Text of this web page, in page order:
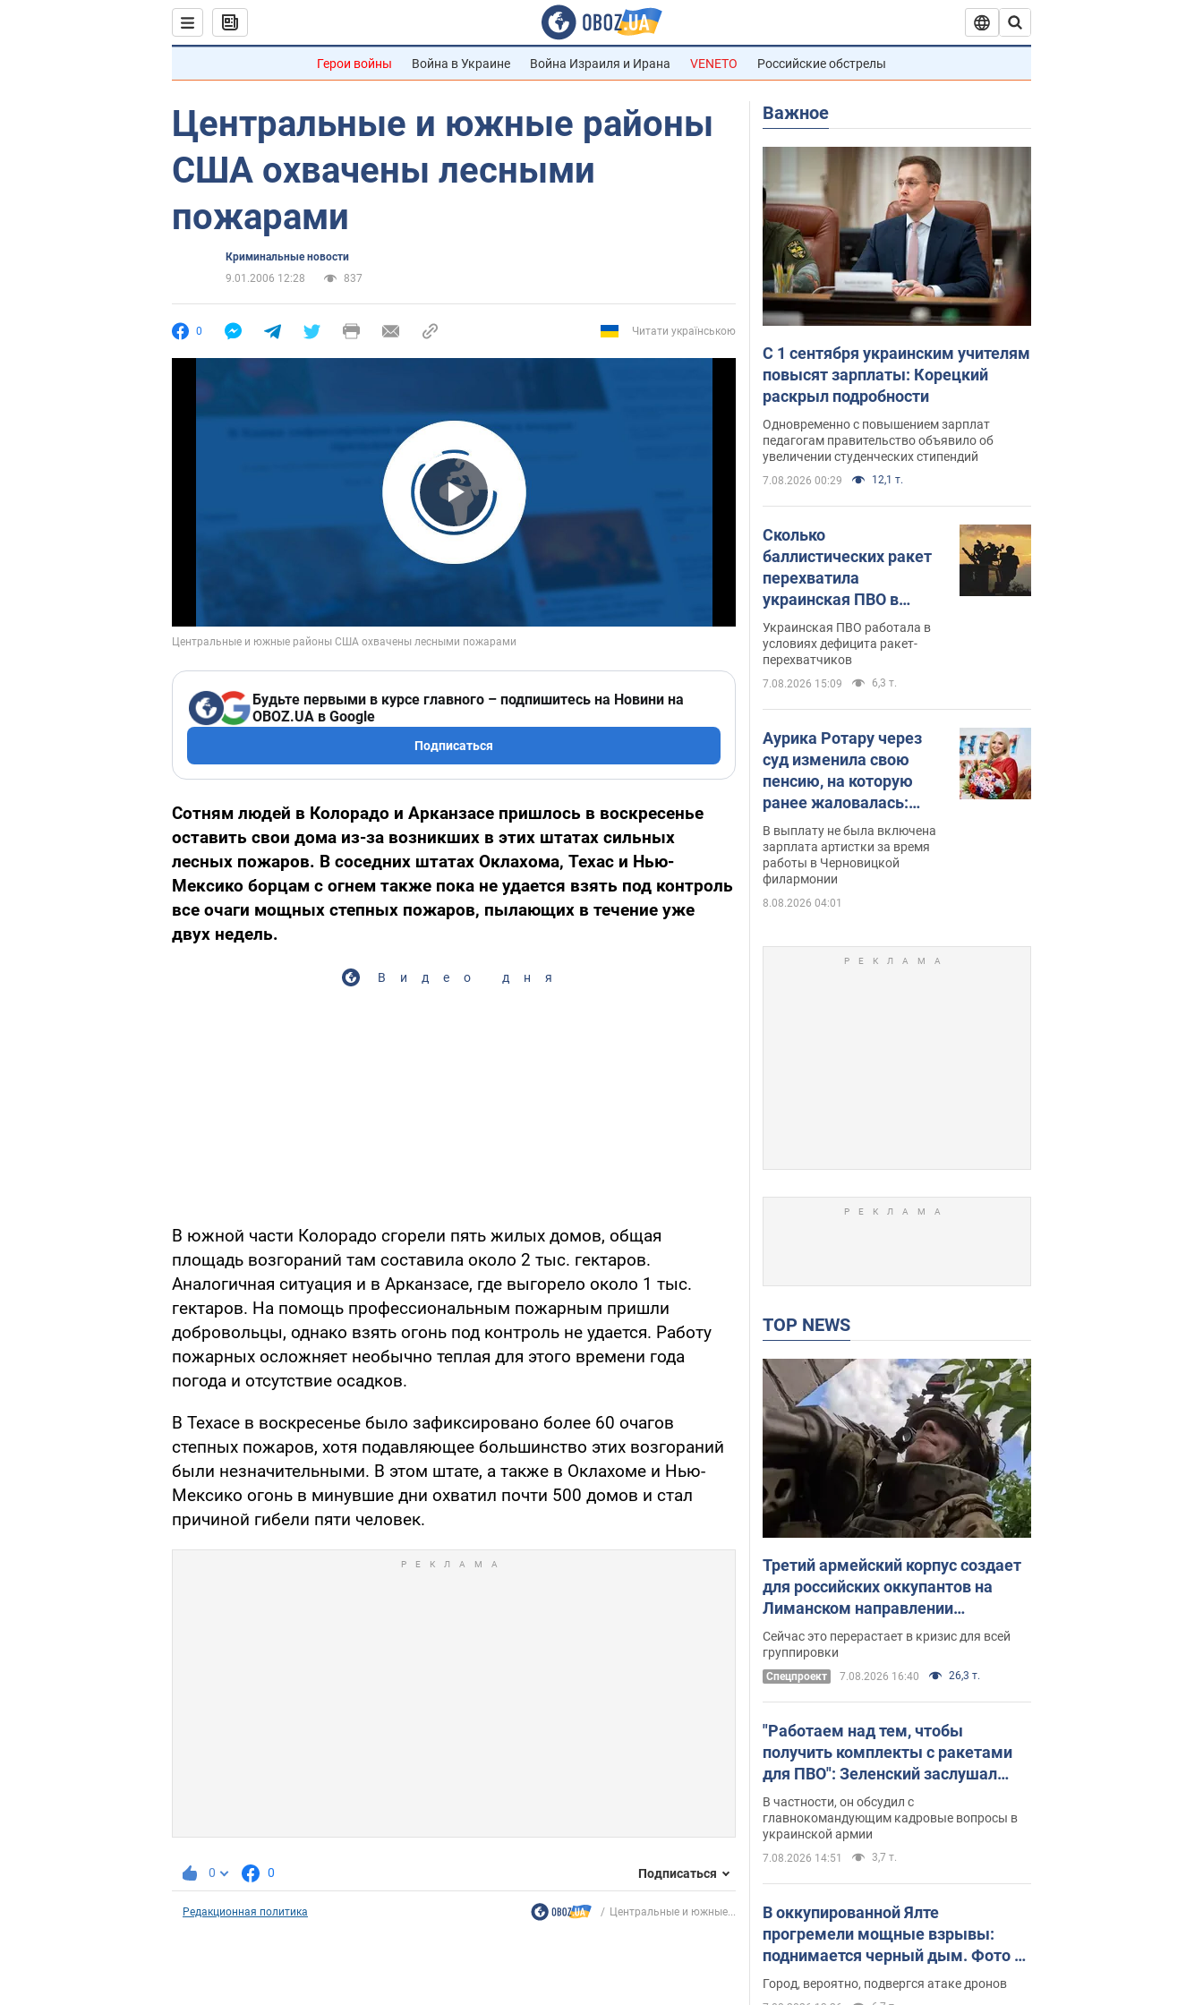
Герои войны Война в Украине Война Израиля и Ирана VENETO Российские обстрелы
Центральные и южные районы
США охвачены лесными
пожарами
Криминальные новости
9.01.2006 12:28
837
0 Читати українською
Play Video
Будьте первыми в курсе главного – подпишитесь на Новини на
OBOZ.UA в Google
Подписаться
Сотням людей в Колорадо и Арканзасе пришлось в воскресенье
оставить свои дома из-за возникших в этих штатах сильных
лесных пожаров. В соседних штатах Оклахома, Техас и Нью-
Мексико борцам с огнем также пока не удается взять под контроль
все очаги мощных степных пожаров, пылающих в течение уже
двух недель.
Видео дня
В южной части Колорадо сгорели пять жилых домов, общая
площадь возгораний там составила около 2 тыс. гектаров.
Аналогичная ситуация и в Арканзасе, где выгорело около 1 тыс.
гектаров. На помощь профессиональным пожарным пришли
добровольцы, однако взять огонь под контроль не удается. Работу
пожарных осложняет необычно теплая для этого времени года
погода и отсутствие осадков.
В Техасе в воскресенье было зафиксировано более 60 очагов
степных пожаров, хотя подавляющее большинство этих возгораний
были незначительными. В этом штате, а также в Оклахоме и Нью-
Мексико огонь в минувшие дни охватил почти 500 домов и стал
причиной гибели пяти человек.
0 0 Подписаться
Редакционная политика Центральные и южные...
Важное
С 1 сентября украинским учителям
повысят зарплаты: Корецкий
раскрыл подробности
Одновременно с повышением зарплат
педагогам правительство объявило об
увеличении студенческих стипендий
7.08.2026 00:29 12,1 т.
Сколько
баллистических ракет
перехватила
украинская ПВО в
июле: в Минобороны
назвали цифру
Украинская ПВО работала в
условиях дефицита ракет-
перехватчиков
7.08.2026 15:09 6,3 т.
Аурика Ротару через
суд изменила свою
пенсию, на которую
ранее жаловалась:
сколько получала
певица
В выплату не была включена
зарплата артистки за время
работы в Черновицкой
филармонии
8.08.2026 04:01
TOP NEWS
Третий армейский корпус создает
для российских оккупантов на
Лиманском направлении
критический дискомфорт: как это
удалось
Сейчас это перерастает в кризис для всей
группировки
Спецпроект 7.08.2026 16:40 26,3 т.
"Работаем над тем, чтобы
получить комплекты с ракетами
для ПВО": Зеленский заслушал
доклад Драпатого и объявил о
новых мерах
В частности, он обсудил с
главнокомандующим кадровые вопросы в
украинской армии
7.08.2026 14:51 3,7 т.
В оккупированной Ялте
прогремели мощные взрывы:
поднимается черный дым. Фото и
видео
Город, вероятно, подвергся атаке дронов